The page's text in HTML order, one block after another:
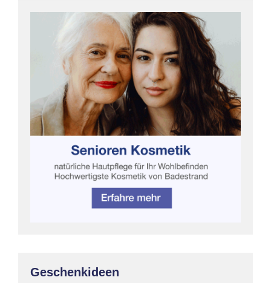
Geschenkideen